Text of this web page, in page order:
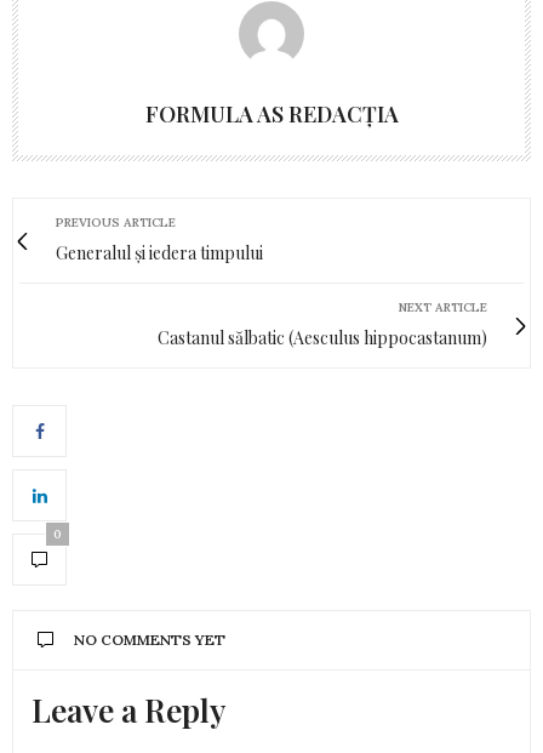
FORMULA AS REDACȚIA
PREVIOUS ARTICLE
Generalul și iedera timpului
NEXT ARTICLE
Castanul sălbatic (Aesculus hippocastanum)
0
NO COMMENTS YET
Leave a Reply